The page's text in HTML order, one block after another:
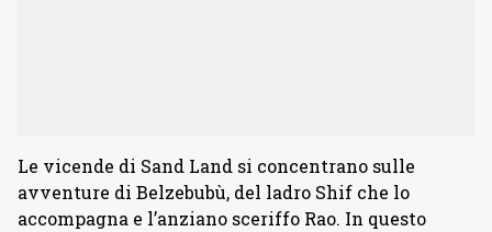
Le vicende di Sand Land si concentrano sulle
avventure di Belzebubù, del ladro Shif che lo
accompagna e l’anziano sceriffo Rao. In questo